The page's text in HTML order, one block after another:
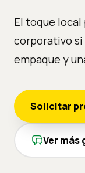
El toque local
corporativo
empaque y
Solicitar
Ver más